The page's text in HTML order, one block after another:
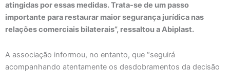
atingidas por essas medidas. Trata-se de um passo
importante para restaurar maior segurança jurídica nas
relações comerciais bilaterais”, ressaltou a Abiplast.
A associação informou, no entanto, que “seguirá
acompanhando atentamente os desdobramentos da decisão